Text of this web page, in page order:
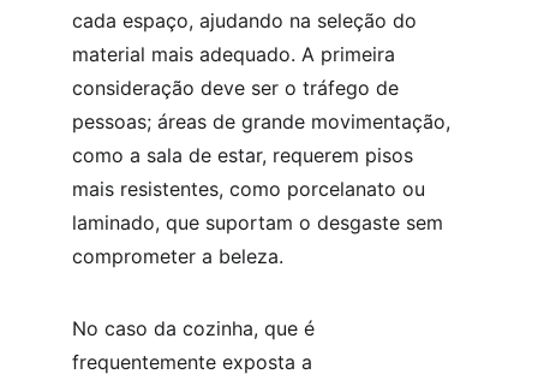
cada espaço, ajudando na seleção do
material mais adequado. A primeira
consideração deve ser o tráfego de
pessoas; áreas de grande movimentação,
como a sala de estar, requerem pisos
mais resistentes, como porcelanato ou
laminado, que suportam o desgaste sem
comprometer a beleza.
No caso da cozinha, que é
frequentemente exposta a